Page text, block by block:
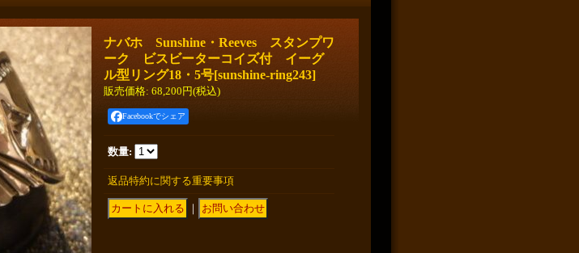
ナバホ Sunshine・Reeves スタンプワ
ーク ビスビーターコイズ付 イーグ
ル型リング18・5号[sunshine-ring243]
販売価格: 68,200円(税込)
Facebookでシェア
数量:
返品特約に関する重要事項
｜